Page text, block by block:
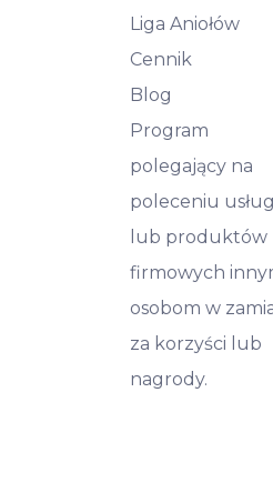
Liga Aniołów
Cennik
Blog
Program
polegający na
poleceniu usług
lub produktów
firmowych
osobom w
za korzyści lub
nagrody.